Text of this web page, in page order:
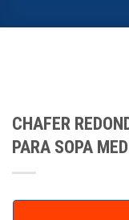
CHAFER
PARA SOPA